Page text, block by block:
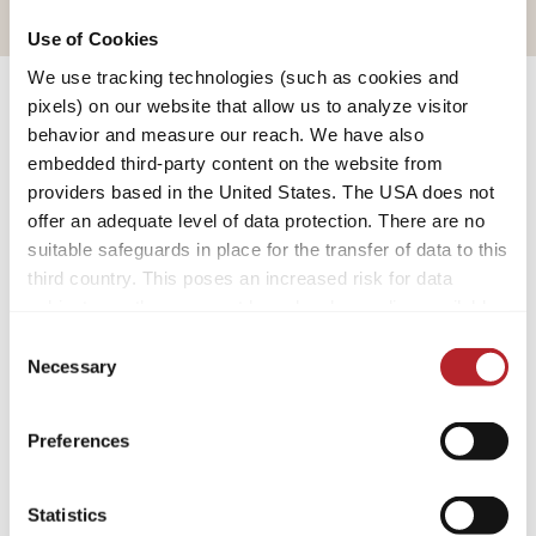
Use of Cookies
We use tracking technologies (such as cookies and
pixels) on our website that allow us to analyze visitor
behavior and measure our reach. We have also
embedded third-party content on the website from
providers based in the United States. The USA does not
offer an adequate level of data protection. There are no
suitable safeguards in place for the transfer of data to this
third country. This poses an increased risk for data
purposes and combine it with other data. For more
By accepting or selecting individual cookies/services in
data for the purposes mentioned. Consent is voluntary,
Selection
Necessary
Preferences
Statistics
BELEEF LMC VAN DICHTBIJ
Een blik in onze productie
Cookie vereist
deze video te bekijken